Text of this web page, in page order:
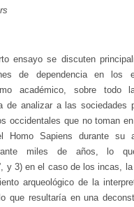
a
é
i
c
l
s
u
s
m
ensayo se discuten
de dependencia en los
académico, sobre todo
de analizar a las sociedades
occidentales que no toman
Homo Sapiens durante su
miles de años, lo
y 3) en el caso de los incas,
arqueológico de la
que resultaría en una